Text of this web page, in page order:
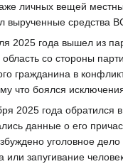
личных вещей
вырученные средства
2025 года вышел из
область со стороны
гражданина в
что боялся
2025 года обратился
данные о его
уголовное
или запугивание